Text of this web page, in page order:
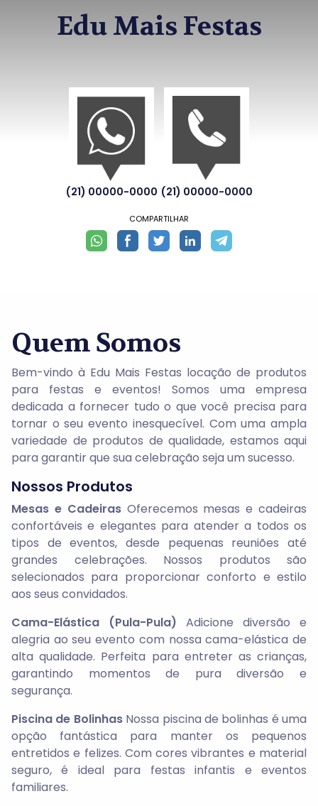
Edu Mais Festas
(21) 00000-0000 (21) 00000-0000
COMPARTILHAR
Quem Somos
Bem-vindo à Edu Mais Festas locação de produtos
para festas e eventos! Somos uma empresa
dedicada a fornecer tudo o que você precisa para
tornar o seu evento inesquecível. Com uma ampla
variedade de produtos de qualidade, estamos aqui
para garantir que sua celebração seja um sucesso.
Nossos Produtos
Mesas e CadeirasOferecemos mesas e cadeiras
confortáveis e elegantes para atender a todos os
tipos de eventos, desde pequenas reuniões até
grandes celebrações. Nossos produtos são
selecionados para proporcionar conforto e estilo
aos seus convidados.
Cama-Elástica (Pula-Pula) Adicione diversão e
alegria ao seu evento com nossa cama-elástica de
alta qualidade. Perfeita para entreter as crianças,
garantindo momentos de pura diversão e
segurança.
Piscina de BolinhasNossa piscina de bolinhas é uma
opção fantástica para manter os pequenos
entretidos e felizes. Com cores vibrantes e material
seguro, é ideal para festas infantis e eventos
familiares.